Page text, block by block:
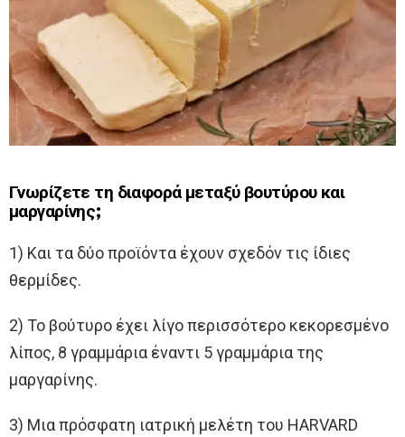
Γνωρίζετε τη διαφορά μεταξύ βουτύρου και
μαργαρίνης;
1) Και τα δύο προϊόντα έχουν σχεδόν τις ίδιες
θερμίδες.
2) Το βούτυρο έχει λίγο περισσότερο κεκορεσμένο
λίπος, 8 γραμμάρια έναντι 5 γραμμάρια της
μαργαρίνης.
3) Μια πρόσφατη ιατρική μελέτη του HARVARD